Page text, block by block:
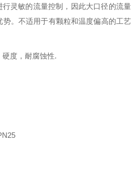
行灵敏的流量控制，因此大口径的流量
势。不适用于有颗粒和温度偏高的工艺
度，耐腐蚀性.